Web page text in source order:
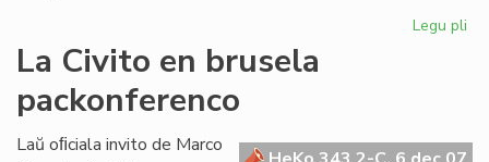
Legu pli
La Civito en brusela
packonferenco
Laŭ oﬁciala invito de Marco